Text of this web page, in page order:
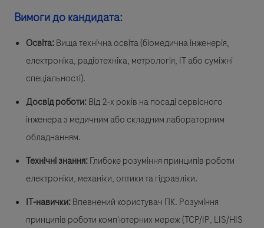
Вимоги до кандидата:
Освіта:Вища технічна освіта (біомедична інженерія,
електроніка, радіотехніка, метрологія, ІТ або суміжні
спеціальності).
Досвід роботи:Від 2-х років на посаді сервісного
інженера з медичним або складним лабораторним
обладнанням.
Технічні знання:Глибоке розуміння принципів роботи
електроніки, механіки, оптики та гідравліки.
ІТ-навички:Впевнений користувач ПК. Розуміння
принципів роботи комп'ютерних мереж (TCP/IP, LIS/HIS